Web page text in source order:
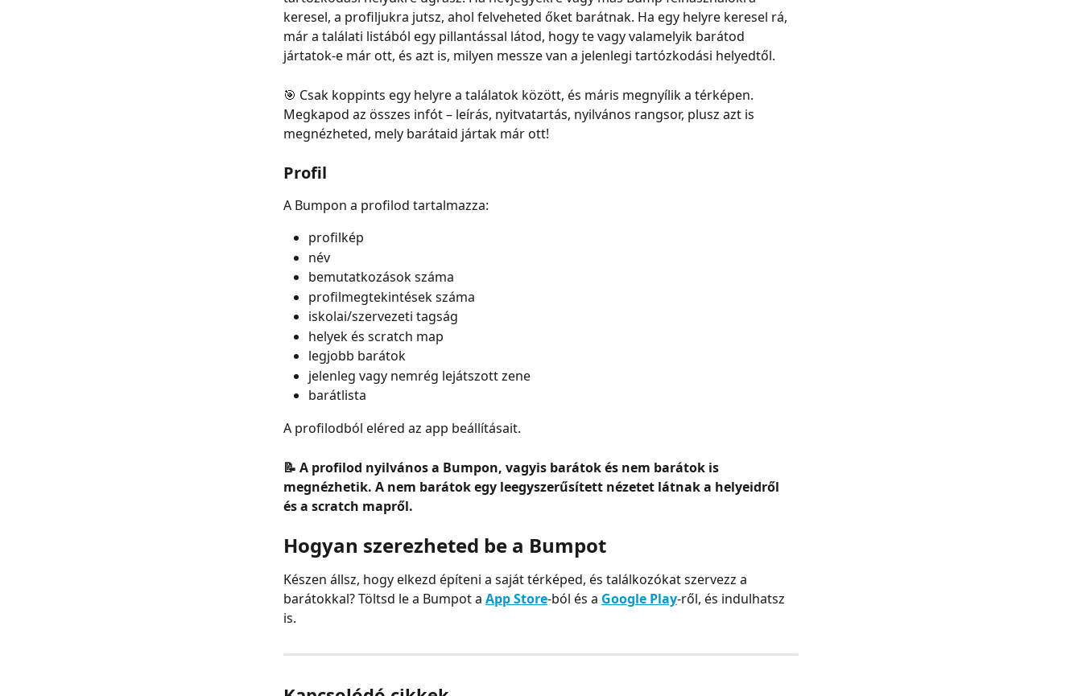
keresel, a profiljukra jutsz, ahol felveheted őket barátnak. Ha egy helyre keresel rá,
már a találati listából egy pillantással látod, hogy te vagy valamelyik barátod
jártatok‑e már ott, és azt is, milyen messze van a jelenlegi tartózkodási helyedtől.
🎯 Csak koppints egy helyre a találatok között, és máris megnyílik a térképen.
Megkapod az összes infót – leírás, nyitvatartás, nyilvános rangsor, plusz azt is
megnézheted, mely barátaid jártak már ott!
Profil
A Bumpon a profilod tartalmazza:
profilkép
név
bemutatkozások száma
profilmegtekintések száma
iskolai/szervezeti tagság
helyek és scratch map
legjobb barátok
jelenleg vagy nemrég lejátszott zene
barátlista
A profilodból eléred az app beállításait.
📝 A profilod nyilvános a Bumpon, vagyis barátok és nem barátok is
megnézhetik. A nem barátok egy leegyszerűsített nézetet látnak a helyeidről
és a scratch mapről.
Hogyan szerezheted be a Bumpot
Készen állsz, hogy elkezd építeni a saját térképed, és találkozókat szervezz a
barátokkal? Töltsd le a Bumpot a App Store‑ból és a Google Play‑ről, és indulhatsz
is.